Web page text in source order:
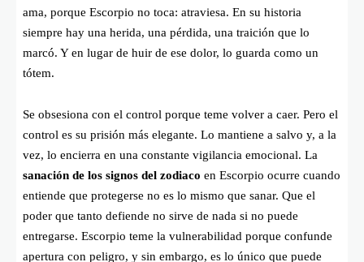
ama, porque Escorpio no toca: atraviesa. En su historia
siempre hay una herida, una pérdida, una traición que lo
marcó. Y en lugar de huir de ese dolor, lo guarda como un
tótem.
Se obsesiona con el control porque teme volver a caer. Pero el
control es su prisión más elegante. Lo mantiene a salvo y, a la
vez, lo encierra en una constante vigilancia emocional. La
sanación de los signos del zodiaco en Escorpio ocurre cuando
entiende que protegerse no es lo mismo que sanar. Que el
poder que tanto defiende no sirve de nada si no puede
entregarse. Escorpio teme la vulnerabilidad porque confunde
apertura con peligro, y sin embargo, es lo único que puede